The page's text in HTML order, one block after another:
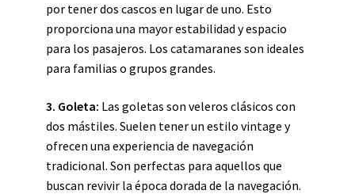
por tener dos cascos en lugar de uno. Esto
proporciona una mayor estabilidad y espacio
para los pasajeros. Los catamaranes son ideales
para familias o grupos grandes.
3. Goleta: Las goletas son veleros clásicos con
dos mástiles. Suelen tener un estilo vintage y
ofrecen una experiencia de navegación
tradicional. Son perfectas para aquellos que
buscan revivir la época dorada de la navegación.